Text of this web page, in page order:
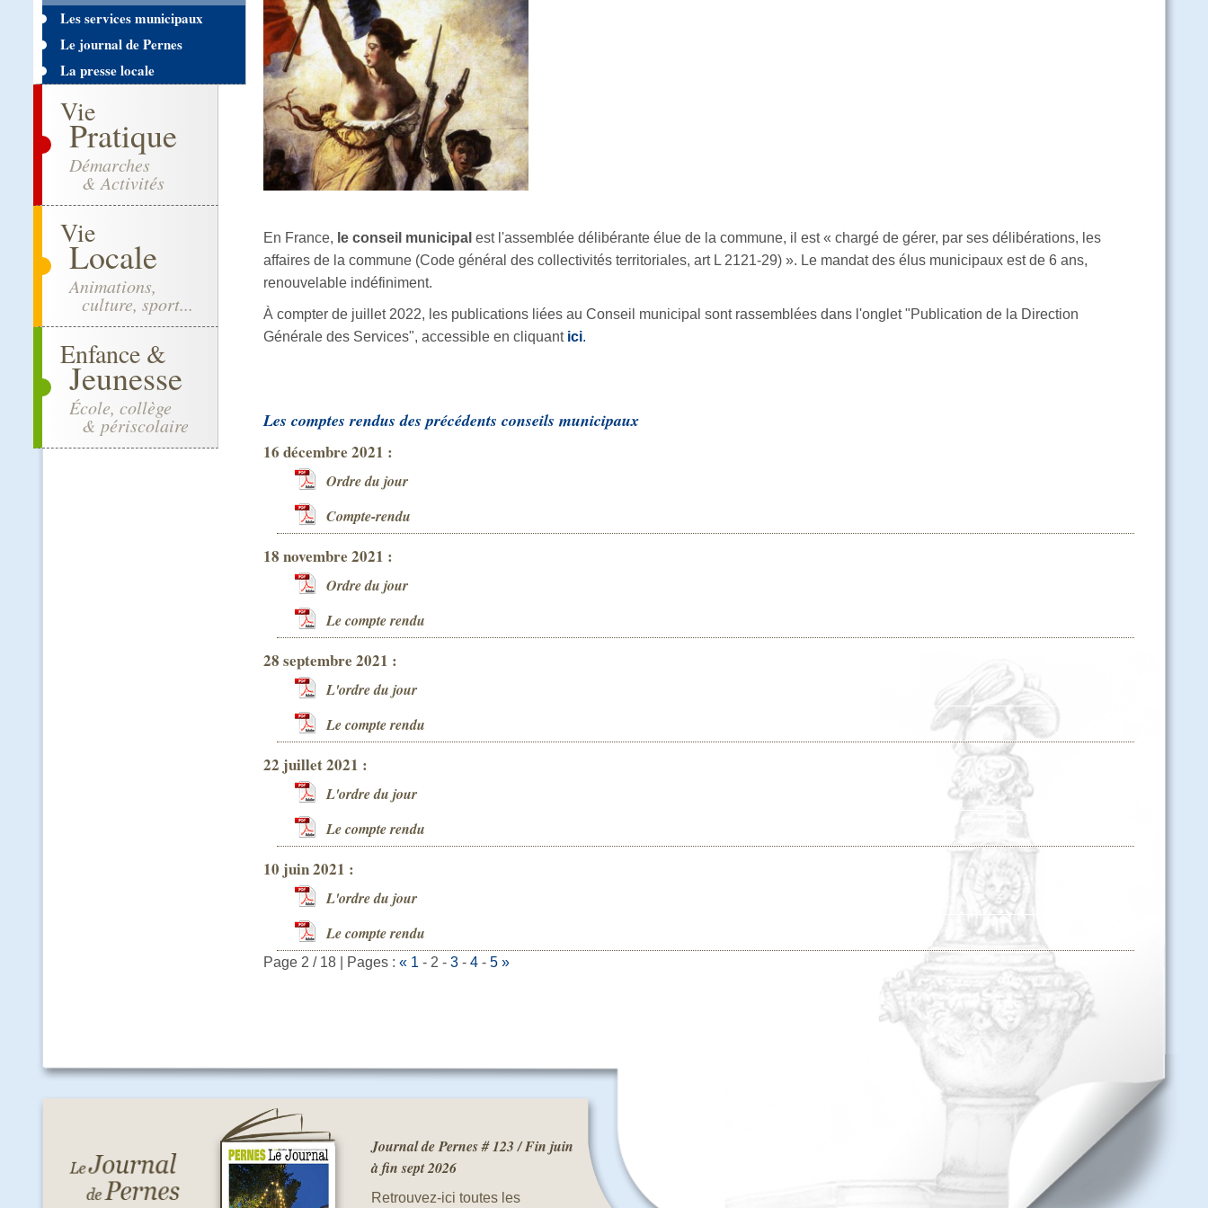
Les services municipaux
Le journal de Pernes
La presse locale
Vie
Pratique
Démarches
& Activités
Vie
Locale
Animations,
culture, sport...
Enfance &
Jeunesse
École, collège
& périscolaire
En France, le conseil municipal est l'assemblée délibérante élue de la commune, il est « chargé de gérer, par ses délibérations, les
affaires de la commune (Code général des collectivités territoriales, art L 2121-29)». Le mandat des élus municipaux est de 6 ans,
renouvelable indéfiniment.
À compter de juillet 2022, les publications liées au Conseil municipal sont rassemblées dans l'onglet "Publication de la Direction
Générale des Services", accessible en cliquant ici.
Les comptes rendus des précédents conseils municipaux
16 décembre 2021 :
Ordre du jour
Compte-rendu
18 novembre 2021 :
Ordre du jour
Le compte rendu
28 septembre 2021 :
L'ordre du jour
Le compte rendu
22 juillet 2021 :
L'ordre du jour
Le compte rendu
10 juin 2021 :
L'ordre du jour
Le compte rendu
Page 2 / 18| Pages : « 1 - 2 - 3- 4- 5 »
Journal de Pernes # 123 / Fin juin
à fin sept 2026
Retrouvez-ici toutes les